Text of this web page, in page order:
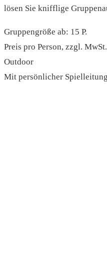
lösen Sie knifflige
Gruppengröße ab: 15 P.
Preis pro Person, zzgl.
Outdoor
Mit persönlicher